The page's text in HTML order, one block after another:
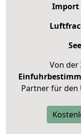
Import
Von der
Partner für den